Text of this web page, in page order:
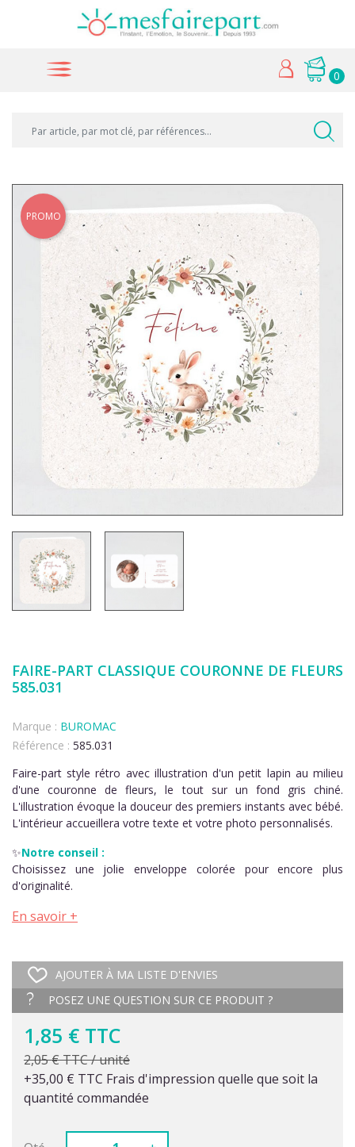
0
PROMO
FAIRE-PART CLASSIQUE COURONNE DE FLEURS
585.031
Marque : BUROMAC
Référence : 585.031
Faire-part style rétro avec illustration d'un petit lapin au milieu
d'une couronne de fleurs, le tout sur un fond gris chiné.
L'illustration évoque la douceur des premiers instants avec bébé.
L'intérieur accueillera votre texte et votre photo personnalisés.
✨Notre conseil :
Choisissez une jolie enveloppe colorée pour encore plus
d'originalité.
En savoir +
AJOUTER À MA LISTE D'ENVIES
POSEZ UNE QUESTION SUR CE PRODUIT ?
1,85 € TTC
2,05 € TTC / unité
+35,00 € TTC Frais d'impression quelle que soit la
quantité commandée